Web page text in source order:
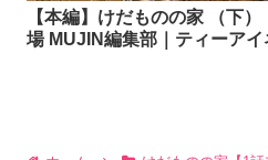
【本編】けだものの家 （下
場 MUJIN編集部｜ティーアイ